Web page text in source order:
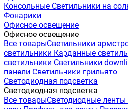
Консольные Светильники на
Фонарики
Офисное освещение
Офисное освещение
Все товарыСветильники
светильники Карданные
светильники Светильники
панели Светильники грильято
Светодиодная подсветка
Светодиодная подсветка
Все товарыСветодиодные ленты